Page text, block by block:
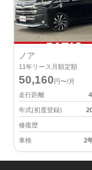
ノア
11年リース月額定額
50,160円〜/月
走行距離
年式(初度登録)
修復歴
車検 2